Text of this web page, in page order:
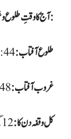
آج کا وقتِ طلوع و غروب آفتاب (مہاراشٹر کے مطابق):
طلوع آفتاب:
غروب آفتاب:
کل وقفہ دن کا: